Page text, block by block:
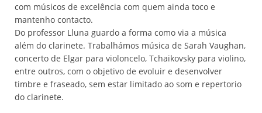
com músicos de excelência com quem ainda toco e
mantenho contacto.
Do professor Lluna guardo a forma como via a música
além do clarinete. Trabalhámos música de Sarah Vaughan,
concerto de Elgar para violoncelo, Tchaikovsky para violino,
entre outros, com o objetivo de evoluir e desenvolver
timbre e fraseado, sem estar limitado ao som e repertorio
do clarinete.